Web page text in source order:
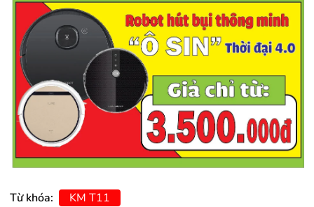
Từ khóa: KM T11